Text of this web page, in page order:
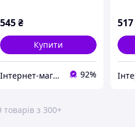
545₴
Купити
Інтернет-магазин Optom7km.net - опт та роздріб товарів Одесса, ринок 7км 92%
517
з 300+